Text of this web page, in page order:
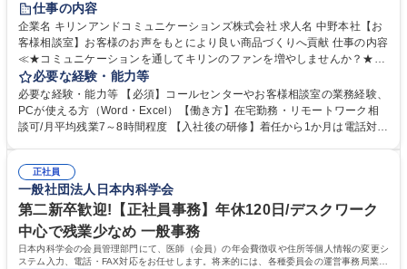
仕事の内容
企業名 キリンアンドコミュニケーションズ株式会社 求人名 中野本社【お
客様相談室】お客様のお声をもとにより良い商品づくりへ貢献 仕事の内容
≪★コミュニケーションを通してキリンのファンを増やしませんか？★≫
お客様のお声をより良い商品づくりに活かしていく上で、窓口となるお客
様相談室でのお仕事です。 日々お客様からいただくキリングループへのご
意見を、企業活動に活かしています。お客様からの声に迅速かつ誠意をも
って対応、情報提供するとともにグループ内活動に反映しています。 【具
平均100件前後■メール・手紙：同上40件前後 募集職種 中野本社【お客様
相談室】お客様のお声をもとにより良い商品づくりへ貢献
必要な経験・能力等
必要な経験・能力等 【必須】コールセンターやお客様相談室の業務経験、
PCが使える方（Word・Excel）【働き方】在宅勤務・リモートワーク相
談可/月平均残業7～8時間程度 【入社後の研修】着任から1か月は電話対応
すのでご安心ください。 【当社について】キリングループの広報機能を担
う会社として、お客様との出会いを大切にし、磨き上げたホスピタリティ
を込めてコミュニケーションをとりながら広報関連業務を行っておりま
す。 学歴・資格 学歴：大学院 大学 高専 短大 専修学校 高校 語学力： 資
格：
正社員
一般社団法人日本内科学会
第二新卒歓迎!【正社員事務】年休120日/デスクワーク
中心で残業少なめ 一般事務
日本内科学会の会員管理部門にて、医師（会員）の年会費徴収や住所等個人情報の変更シ
ステム入力、電話・FAX対応をお任せします。将来的には、各種委員会の運営事務局業務